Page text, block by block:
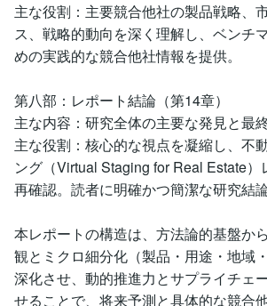
主な役割：主要競合他社の製品戦略、
ス、戦略的動向を深く理解し、ベンチ
めの実践的な競合他社情報を提供。
第八部：レポート結論（第14章）
主な内容：研究全体の主要な発見と最
主な役割：核心的な視点を凝縮し、不
ング（Virtual Staging for Real Estate）
再確認。読者に明確かつ簡潔な研究結
本レポートの構造は、方法論的基盤か
観とミクロ細分化（製品・用途・地域
深化させ、動的推進力とサプライチェ
せることで、将来予測と具体的な競合